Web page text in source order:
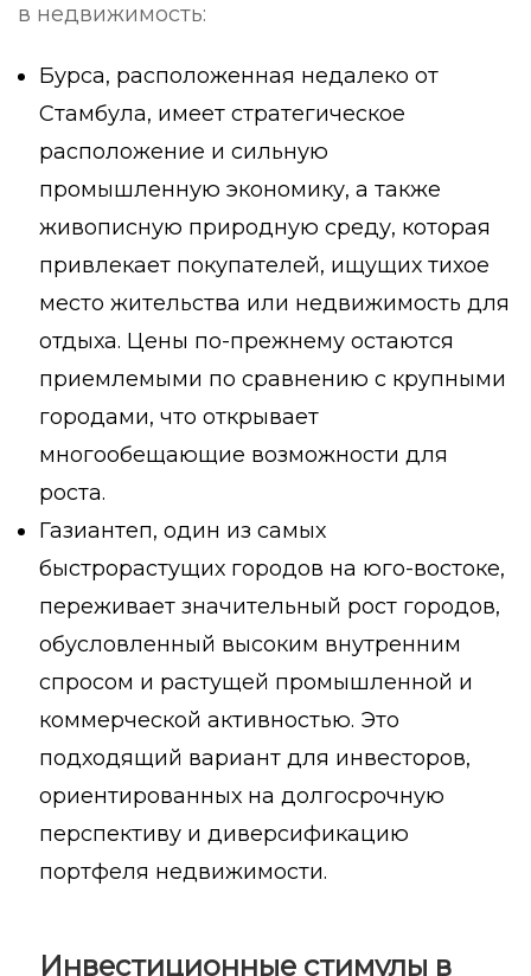
в недвижимость:
Бурса, расположенная недалеко от
Стамбула, имеет стратегическое
расположение и сильную
промышленную экономику, а также
живописную природную среду, которая
привлекает покупателей, ищущих тихое
место жительства или недвижимость для
отдыха. Цены по-прежнему остаются
приемлемыми по сравнению с крупными
городами, что открывает
многообещающие возможности для
роста.
Газиантеп, один из самых
быстрорастущих городов на юго-востоке,
переживает значительный рост городов,
обусловленный высоким внутренним
спросом и растущей промышленной и
коммерческой активностью. Это
подходящий вариант для инвесторов,
ориентированных на долгосрочную
перспективу и диверсификацию
портфеля недвижимости.
Инвестиционные стимулы в